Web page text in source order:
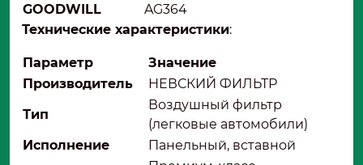
GOODWILL
AG364
Технические характеристики:
Параметр
Значение
Производитель
НЕВСКИЙ ФИЛЬТР
Тип
Воздушный фильтр
(легковые автомобили)
Исполнение
Панельный, вставной